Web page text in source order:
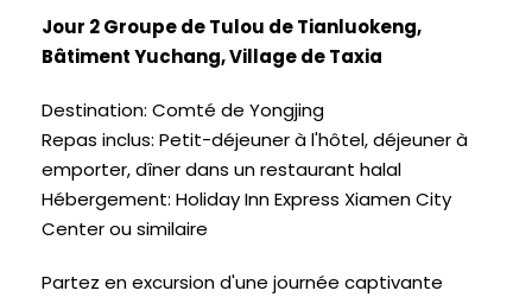
Jour 2 Groupe de Tulou de Tianluokeng,
Bâtiment Yuchang, Village de Taxia
Destination: Comté de Yongjing
Repas inclus: Petit-déjeuner à l'hôtel, déjeuner à
emporter, dîner dans un restaurant halal
Hébergement: Holiday Inn Express Xiamen City
Center ou similaire
Partez en excursion d'une journée captivante